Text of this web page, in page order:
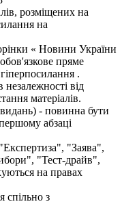
розміщених на
на
« Новини України
пряме
.
від
матеріалів.
- повинна бути
абзаці
"Заява",
"Тест-драйв",
на правах
спільно з